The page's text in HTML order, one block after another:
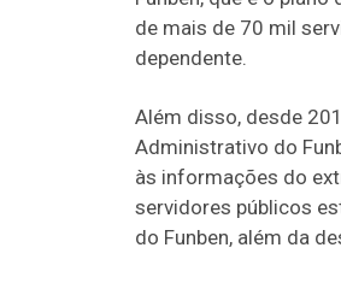
de mais de 70 mil
dependente.
Além disso, desde
Administrativo do
às informações do
servidores públicos
do Funben, além da